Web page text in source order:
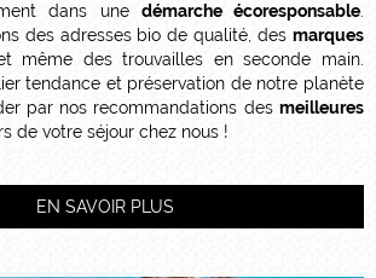
dans une démarche écoresponsable
des adresses bio de qualité, des marques
même des trouvailles en seconde main.
tendance et préservation de notre planète
par nos recommandations des meilleures
de votre séjour chez nous !
EN SAVOIR PLUS